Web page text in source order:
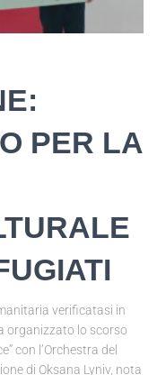
PER LA
verificatasi in
organizzato lo scorso
con l’Orchestra del
di Oksana Lyniv, nota